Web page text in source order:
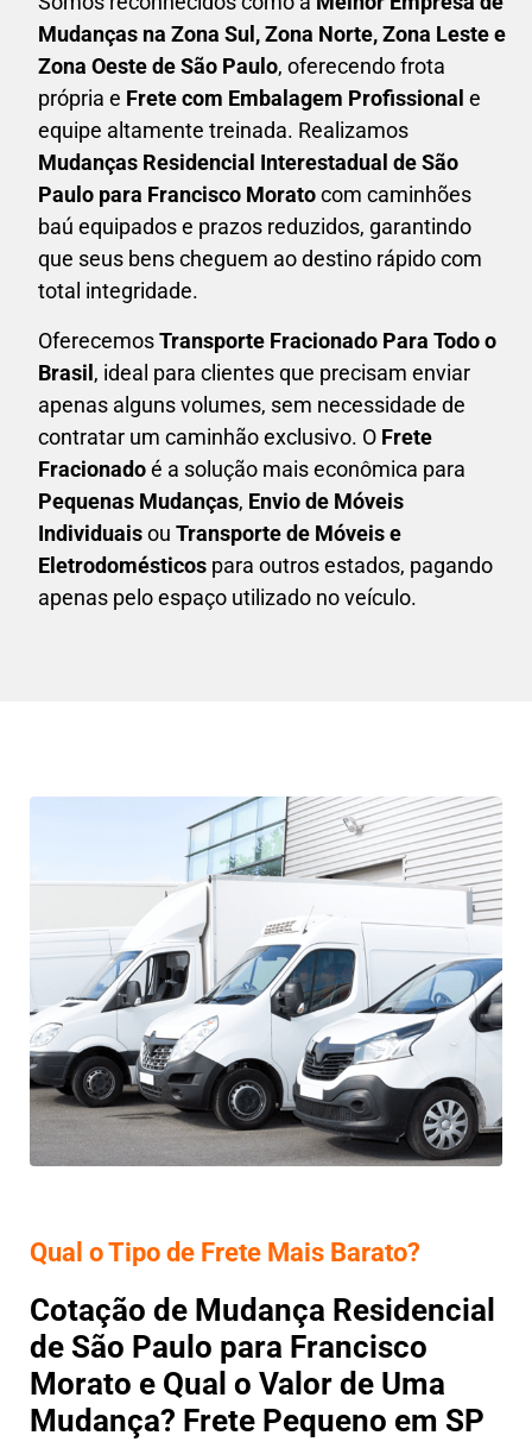
Mudanças na Zona Sul, Zona Norte, Zona Leste e
Zona Oeste de São Paulo, oferecendo frota
própria e Frete com Embalagem Profissional e
equipe altamente treinada. Realizamos
Mudanças Residencial Interestadual de São
Paulo para Francisco Moratocom caminhões
baú equipados e prazos reduzidos, garantindo
que seus bens cheguem ao destino rápido com
total integridade.
OferecemosTransporte Fracionado Para Todo o
Brasil, ideal para clientes que precisam enviar
apenas alguns volumes, sem necessidade de
contratar um caminhão exclusivo. O Frete
Fracionadoé a solução mais econômica para
Pequenas Mudanças, Envio de Móveis
Individuaisou Transporte de Móveis e
Eletrodomésticos para outros estados, pagando
apenas pelo espaço utilizado no veículo.
Qual o Tipo de Frete Mais Barato?
Cotação de Mudança Residencial
de São Paulo para Francisco
Morato e Qual o Valor de Uma
Mudança? Frete Pequeno em SP